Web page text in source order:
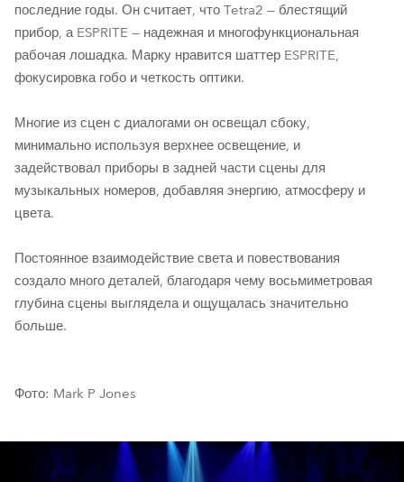
последние годы. Он считает, что Tetra2 — блестящий
прибор, а ESPRITE — надежная и многофункциональная
рабочая лошадка. Марку нравится шаттер ESPRITE,
фокусировка гобо и четкость оптики.
Многие из сцен с диалогами он освещал сбоку,
минимально используя верхнее освещение, и
задействовал приборы в задней части сцены для
музыкальных номеров, добавляя энергию, атмосферу и
цвета.
Постоянное взаимодействие света и повествования
создало много деталей, благодаря чему восьмиметровая
глубина сцены выглядела и ощущалась значительно
больше.
Фото: Mark P Jones